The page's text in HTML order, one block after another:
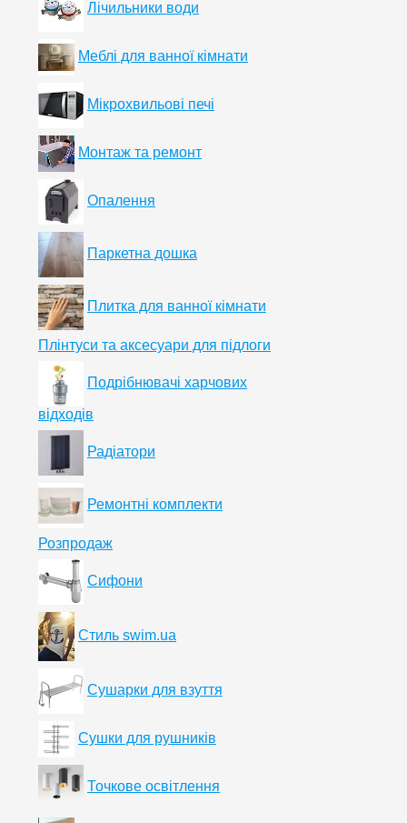
Лічильники води
Меблі для ванної кімнати
Мікрохвильові печі
Монтаж та ремонт
Опалення
Паркетна дошка
Плитка для ванної кімнати
Плінтуси та аксесуари для підлоги
Подрібнювачі харчових
відходів
Радіатори
Ремонтні комплекти
Розпродаж
Сифони
Стиль swim.ua
Сушарки для взуття
Сушки для рушників
Точкове освітлення